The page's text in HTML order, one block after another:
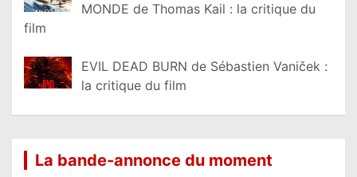
MONDE de Thomas Kail : la critique du
film
EVIL DEAD BURN de Sébastien Vaniček :
la critique du film
La bande-annonce du moment